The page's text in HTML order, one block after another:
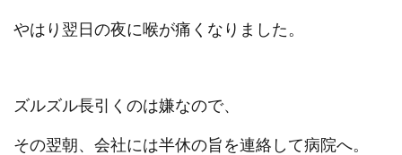
やはり翌日の夜に喉が痛くなりました。
ズルズル長引くのは嫌なので、
その翌朝、会社には半休の旨を連絡して病院へ。